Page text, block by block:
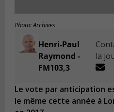
Photo: Archives
Henri-Paul
Raymond -
FM103,3
la
Le vote par anticipation
le même cette année à